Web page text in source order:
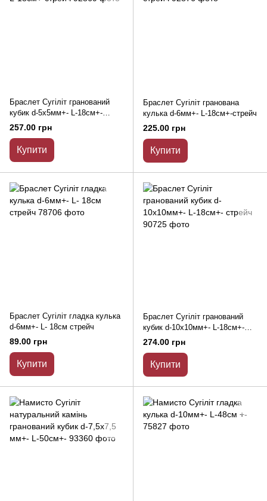
Браслет Сугіліт гранований
кубик d-5х5мм+- L-18см+-
стрейч
257.00 грн
Купити
Браслет Сугіліт гранована
кулька d-6мм+- L-18см+-стрейч
225.00 грн
Купити
Браслет Сугіліт гладка кулька
d-6мм+- L- 18см стрейч
89.00 грн
Купити
Браслет Сугіліт гранований
кубик d-10х10мм+- L-18см+-
стрейч
274.00 грн
Купити